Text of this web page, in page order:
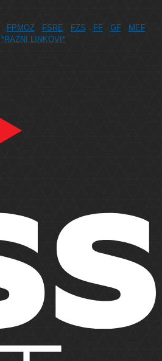
FPMOZ FSRE FZS FF GF
MEF
*RAZNI LINKOVI*